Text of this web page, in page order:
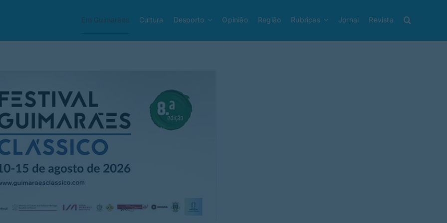
Em Guimarães Cultura Desporto Opinião Região Rubricas Jornal Revista